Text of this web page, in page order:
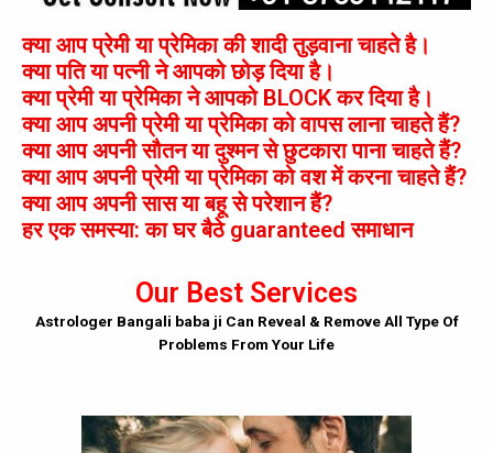
क्या आप प्रेमी या प्रेमिका की शादी तुड़वाना चाहते है।
क्या पति या पत्नी ने आपको छोड़ दिया है।
क्या प्रेमी या प्रेमिका ने आपको BLOCK कर दिया है।
क्या आप अपनी प्रेमी या प्रेमिका को वापस लाना चाहते हैं?
क्या आप अपनी सौतन या दुश्मन से छुटकारा पाना चाहते हैं?
क्या आप अपनी प्रेमी या प्रेमिका को वश में करना चाहते हैं?
क्या आप अपनी सास या बहू से परेशान हैं?
हर एक समस्या: का घर बैठे guaranteed समाधान
Our Best Services
Astrologer Bangali baba ji Can Reveal & Remove All Type Of
Problems From Your Life